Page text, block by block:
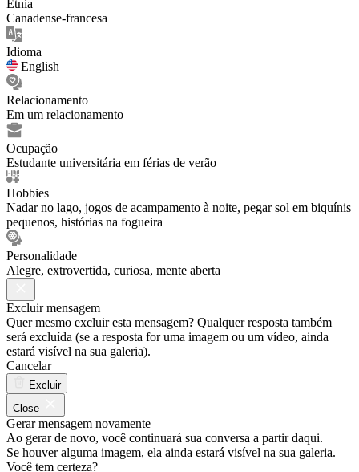
Etnia
Canadense-francesa
Idioma
English
Relacionamento
Em um relacionamento
Ocupação
Estudante universitária em férias de verão
Hobbies
Nadar no lago, jogos de acampamento à noite, pegar sol em biquínis
pequenos, histórias na fogueira
Personalidade
Alegre, extrovertida, curiosa, mente aberta
Excluir mensagem
Quer mesmo excluir esta mensagem? Qualquer resposta também
será excluída (se a resposta for uma imagem ou um vídeo, ainda
estará visível na sua galeria).
Cancelar
Excluir
Close
Gerar mensagem novamente
Ao gerar de novo, você continuará sua conversa a partir daqui.
Se houver alguma imagem, ela ainda estará visível na sua galeria.
Você tem certeza?